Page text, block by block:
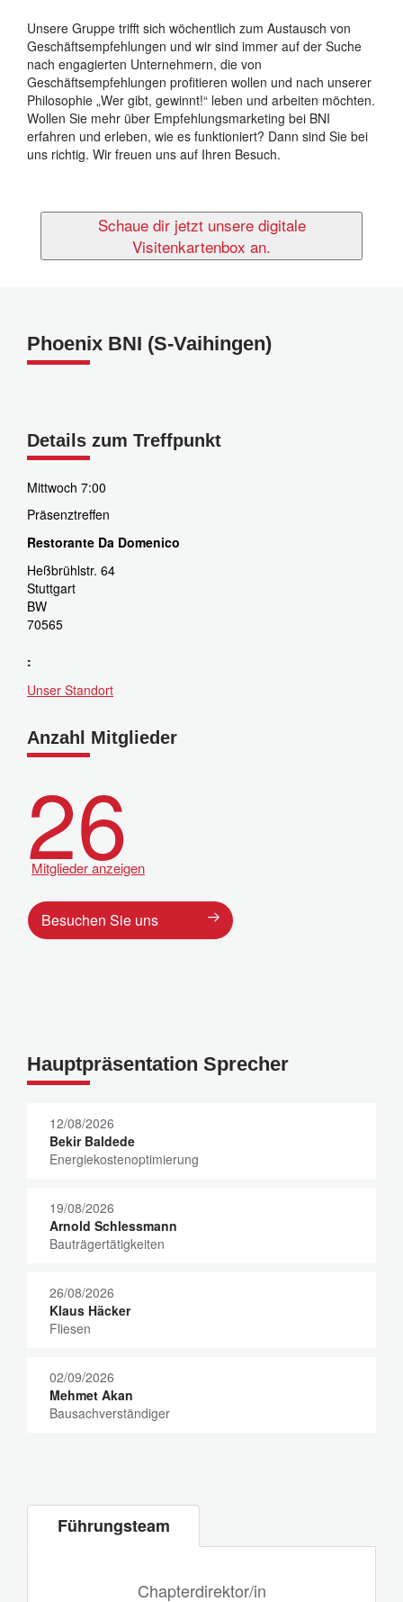
Unsere Gruppe trifft sich wöchentlich zum Austausch von
Geschäftsempfehlungen und wir sind immer auf der Suche
nach engagierten Unternehmern, die von
Geschäftsempfehlungen profitieren wollen und nach unserer
Philosophie „Wer gibt, gewinnt!“ leben und arbeiten möchten.
Wollen Sie mehr über Empfehlungsmarketing bei BNI
erfahren und erleben, wie es funktioniert? Dann sind Sie bei
uns richtig. Wir freuen uns auf Ihren Besuch.
Schaue dir jetzt unsere digitale
Visitenkartenbox an.
Phoenix BNI (S-Vaihingen)
Details zum Treffpunkt
Mittwoch 7:00
Präsenztreffen
Restorante Da Domenico
Heßbrühlstr. 64
Stuttgart
BW
70565
:
Unser Standort
Anzahl Mitglieder
26
Mitglieder anzeigen
Besuchen Sie uns
Hauptpräsentation Sprecher
12/08/2026
Bekir Baldede
Energiekostenoptimierung
19/08/2026
Arnold Schlessmann
Bauträgertätigkeiten
26/08/2026
Klaus Häcker
Fliesen
02/09/2026
Mehmet Akan
Bausachverständiger
Führungsteam
Chapterdirektor/in